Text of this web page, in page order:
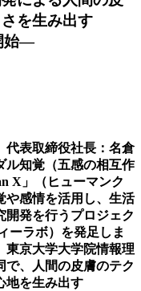
を生み出す
始―
代表取締役社長：名倉
ル知覚（五感の相互作
X」（ヒューマンク
や感情を活用し、生活
開発を行うプロジェク
ーラボ）を発足しま
東京大学大学院情報理
で、人間の皮膚のテク
地を生み出す